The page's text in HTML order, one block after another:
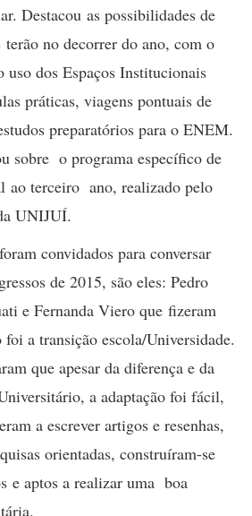
Destacou as possibilidades de
terão no decorrer do ano, com o
dos Espaços Institucionais
práticas, viagens pontuais de
preparatórios para o ENEM.
sobre o programa específico de
ao terceiro ano, realizado pelo
UNIJUÍ.
convidados para conversar
de 2015, são eles: Pedro
e Fernanda Viero que fizeram
a transição escola/Universidade.
que apesar da diferença e da
a adaptação foi fácil,
a escrever artigos e resenhas,
orientadas, construíram-se
aptos a realizar uma boa